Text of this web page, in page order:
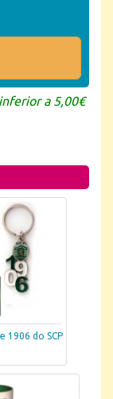
a 5,00€
1906 do SCP